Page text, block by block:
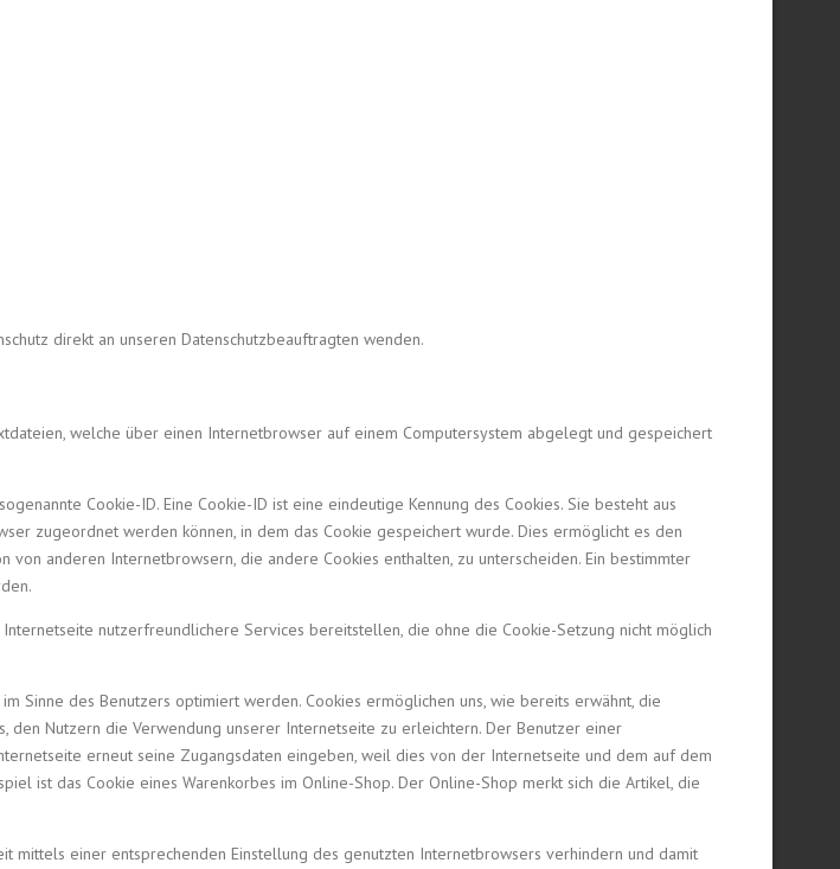
direkt an unseren Datenschutzbeauftragten wenden.
welche über einen Internetbrowser auf einem Computersystem abgelegt und gespeichert
Cookie-ID. Eine Cookie-ID ist eine eindeutige Kennung des Cookies. Sie besteht aus
zugeordnet werden können, in dem das Cookie gespeichert wurde. Dies ermöglicht es den
anderen Internetbrowsern, die andere Cookies enthalten, zu unterscheiden. Ein bestimmter
nutzerfreundlichere Services bereitstellen, die ohne die Cookie-Setzung nicht möglich
Sinne des Benutzers optimiert werden. Cookies ermöglichen uns, wie bereits erwähnt, die
Nutzern die Verwendung unserer Internetseite zu erleichtern. Der Benutzer einer
erneut seine Zugangsdaten eingeben, weil dies von der Internetseite und dem auf dem
ist das Cookie eines Warenkorbes im Online-Shop. Der Online-Shop merkt sich die Artikel, die
einer entsprechenden Einstellung des genutzten Internetbrowsers verhindern und damit